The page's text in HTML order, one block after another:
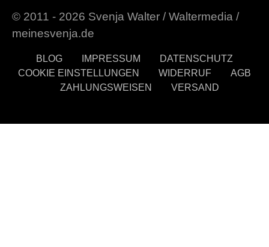
BLOG IMPRESSUM
DATENSCHUTZ
COOKIE EINSTELLUNGEN
WIDERRUF
AGB
ZAHLUNGSWEISEN
VERSAND
© 2011 - 2026 Svenja Walter / Waltermedia /
meinesvenja.de